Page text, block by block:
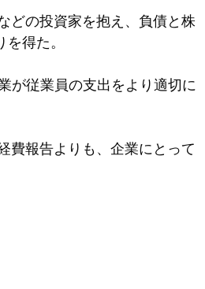
どの投資家を抱え、負債と株
得た。
が従業員の支出をより適切に
費報告よりも、企業にとって